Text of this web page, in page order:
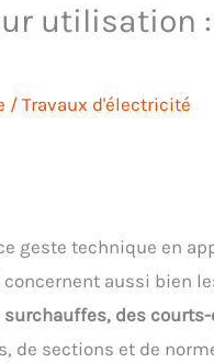
utilisation
/ Travaux d'électricité
geste technique en
aussi bien
des
de sections et de